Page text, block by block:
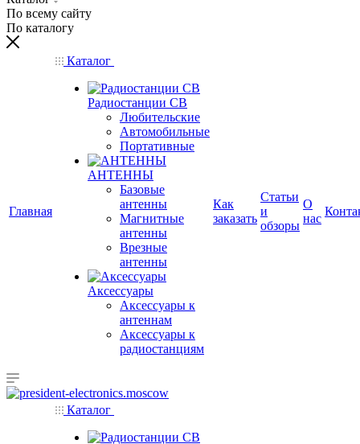
По всему сайту
По каталогу
Главная
Каталог
Радиостанции CB
Любительские
Автомобильные
Портативные
АНТЕННЫ
Базовые
антенны
Магнитные
антенны
Врезные
антенны
Аксессуары
Аксессуары к
антеннам
Аксессуары к
радиостанциям
Как
заказать
Статьи
и
обзоры
О
нас
Каталог